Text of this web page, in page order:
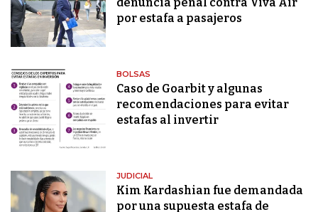
por estafa a pasajeros
BOLSAS
Caso de Goarbit y algunas
recomendaciones para evitar
estafas al invertir
JUDICIAL
Kim Kardashian fue demandada
por una supuesta estafa de